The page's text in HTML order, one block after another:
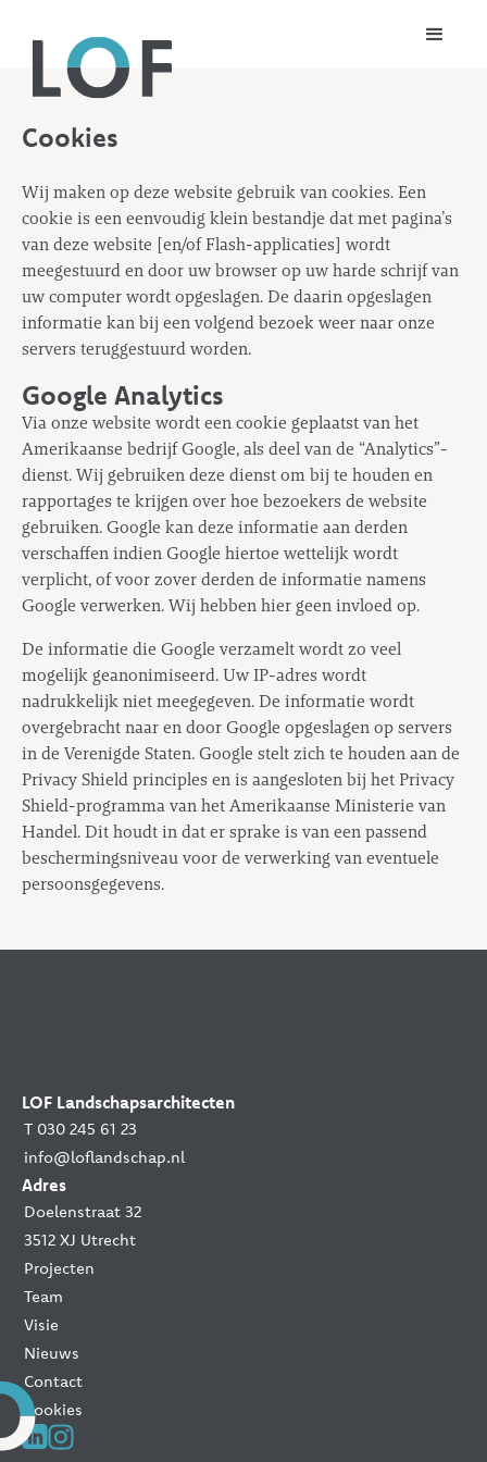
Cookies
Wij maken op deze website gebruik van cookies. Een
cookie is een eenvoudig klein bestandje dat met pagina’s
van deze website [en/of Flash-applicaties] wordt
meegestuurd en door uw browser op uw harde schrijf van
uw computer wordt opgeslagen. De daarin opgeslagen
informatie kan bij een volgend bezoek weer naar onze
servers teruggestuurd worden.
Google Analytics
Via onze website wordt een cookie geplaatst van het
Amerikaanse bedrijf Google, als deel van de “Analytics”-
dienst. Wij gebruiken deze dienst om bij te houden en
rapportages te krijgen over hoe bezoekers de website
gebruiken. Google kan deze informatie aan derden
verschaffen indien Google hiertoe wettelijk wordt
verplicht, of voor zover derden de informatie namens
Google verwerken. Wij hebben hier geen invloed op.
De informatie die Google verzamelt wordt zo veel
mogelijk geanonimiseerd. Uw IP-adres wordt
nadrukkelijk niet meegegeven. De informatie wordt
overgebracht naar en door Google opgeslagen op servers
in de Verenigde Staten. Google stelt zich te houden aan de
Privacy Shield principles en is aangesloten bij het Privacy
Shield-programma van het Amerikaanse Ministerie van
Handel. Dit houdt in dat er sprake is van een passend
beschermingsniveau voor de verwerking van eventuele
persoonsgegevens.
LOF Landschapsarchitecten
T 030 245 61 23
info@loflandschap.nl
Adres
Doelenstraat 32
3512 XJ Utrecht
Projecten
Team
Visie
Nieuws
Contact
Cookies